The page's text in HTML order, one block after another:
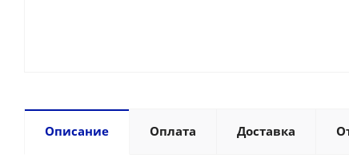
Описание Оплата Доставка